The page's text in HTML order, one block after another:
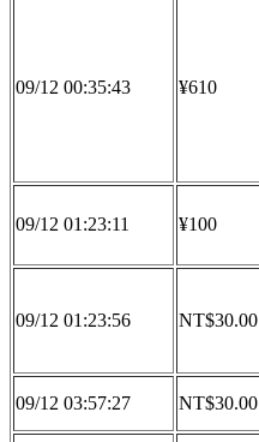
09/12 00:35:43 ¥610
09/12 01:23:11 ¥100
09/12 01:23:56 NT$30.00
09/12 03:57:27 NT$30.00